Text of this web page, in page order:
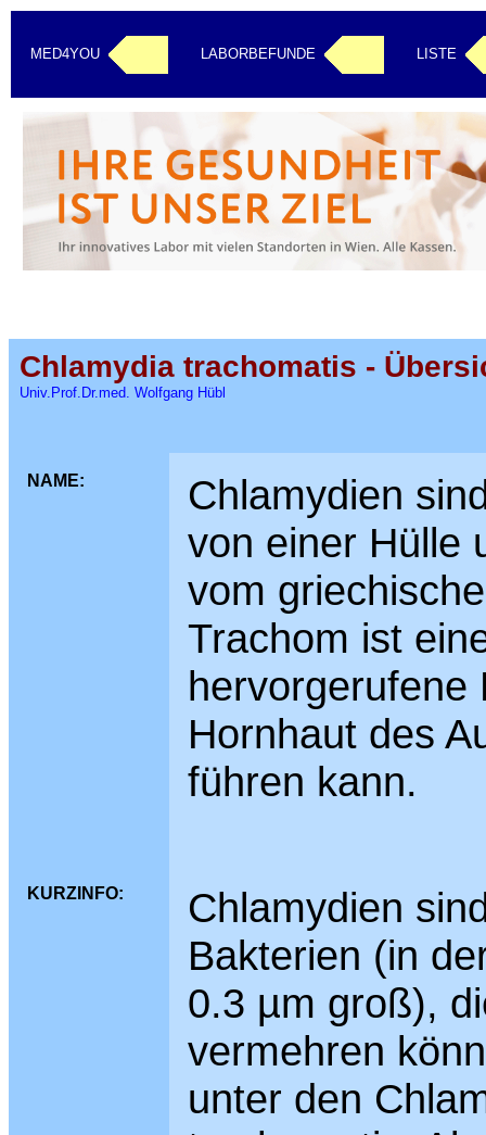
MED4YOU LABORBEFUNDE LISTE
Chlamydia trachomatis -
Univ.Prof.Dr.med. Wolfgang Hübl
NAME:
Chlamydien
von einer Hülle
vom
Trachom ist
hervorgerufene
Hornhaut des
führen kann.
KURZINFO:
Chlamydien
Bakterien (in
0.3 µm groß),
vermehren
unter den